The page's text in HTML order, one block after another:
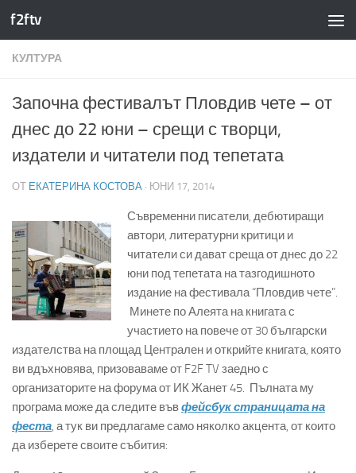
Към съдържанието
f2ftv
КУЛТУРА
Започна фестивалът Пловдив чете – от
днес до 22 юни – срещи с творци,
издатели и читатели под тепетата
ОТ ЕКАТЕРИНА КОСТОВА · ЮНИ 17, 2014
Съвременни писатели, дебютиращи
автори, литературни критици и
читатели си дават среща от днес до 22
юни под тепетата на тазгодишното
издание на фестивала “Пловдив чете”.
Минете по Алеята на книгата с
участието на повече от 30 български
издателства на площад Централен и открийте книгата, която
ви вдъхновява, призоваваме от F2F TV заедно с
организаторите на форума от ИК Жанет 45. Пълната му
програма може да следите въвфейсбук страницата на
феста, а тук ви предлагаме само няколко акцента, от които
да изберете своите събития: